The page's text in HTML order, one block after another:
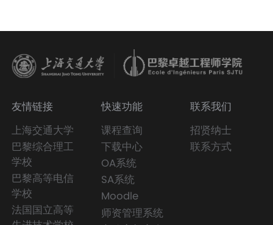
友情链接
上海交通大学
巴黎综合理工
学校
巴黎高等电信
学校
法国国立高等
快速功能
课程查询
下载中心
OA系统
SA系统
Moodle
师资管理系统
联系我们
招贤纳士
联系方式